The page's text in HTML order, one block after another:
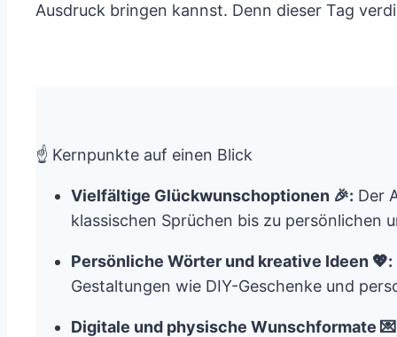
Ausdruck bringen kannst. Denn dieser Tag
☝️ Kernpunkte auf einen Blick
Vielfältige Glückwunschoptionen 🎉: Der
klassischen Sprüchen bis zu persönlichen
Persönliche Wörter und kreative Ideen 💖:
Gestaltungen wie DIY-Geschenke und
Digitale und physische Wunschformate